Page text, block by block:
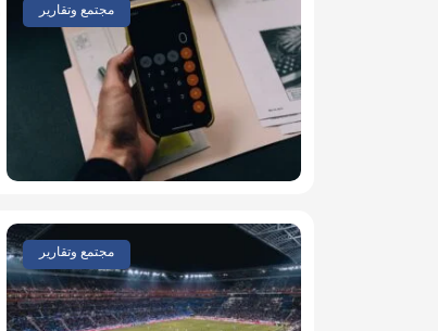
مجتمع وتقارير
مجتمع وتقارير